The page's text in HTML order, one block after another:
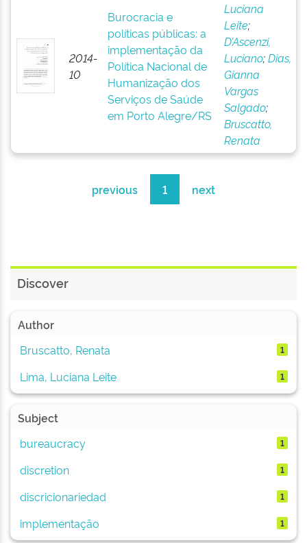
2014-
10
Burocracia e
políticas públicas: a
implementação da
Política Nacional de
Humanização dos
Serviços de Saúde
em Porto Alegre/RS
Luciana
Leite;
D’Ascenzi,
Luciano;Dias,
Gianna
Vargas
Salgado;
Bruscatto,
Renata
previous 1 next
Discover
Author
Bruscatto, Renata
1
Lima, Luciana Leite 1
Subject
bureaucracy
1
discretion 1
discricionariedad 1
implementação 1